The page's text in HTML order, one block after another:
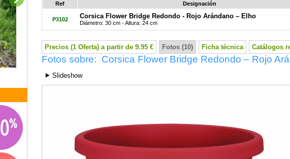
Ref Designación
P3102 Corsica Flower Bridge Redondo - Rojo Arándano – Elho
Diámetro: 30 cm - Altura: 24 cm
Precios (1 Oferta) a partir de 9.95 € Fotos (10) Ficha técnica Catálogos
Fotos sobre: Corsica Flower Bridge Redondo – Rojo
⯈ Slideshow